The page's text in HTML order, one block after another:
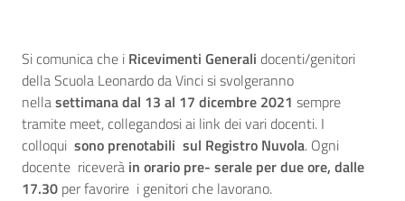
Si comunica che i Ricevimenti Generali docenti/genitori
della Scuola Leonardo da Vinci si svolgeranno
nellasettimana dal 13 al 17 dicembre 2021 sempre
tramite meet, collegandosi ai link dei vari docenti. I
colloqui sono prenotabili sul Registro Nuvola. Ogni
docente riceverà in orario pre- serale per due ore, dalle
17.30 per favorire i genitori che lavorano.